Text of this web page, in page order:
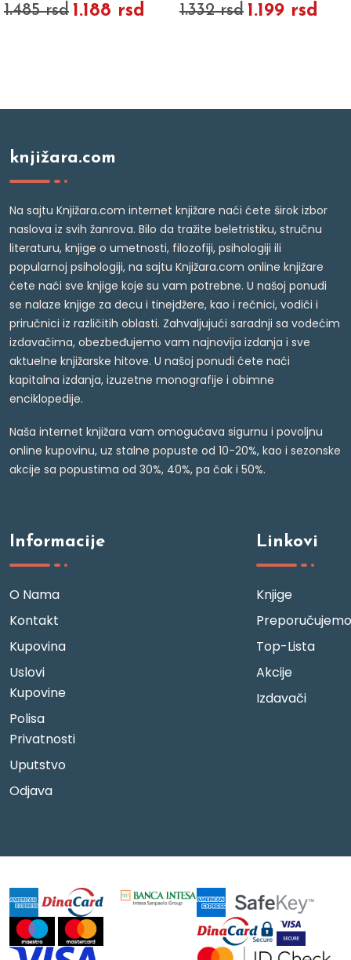
1.485 rsd 1.188 rsd 1.332 rsd 1.199 rsd
knjižara.com
Na sajtu Knjižara.com internet knjižare naći ćete širok izbor
naslova iz svih žanrova. Bilo da tražite beletristiku, stručnu
literaturu, knjige o umetnosti, filozofiji, psihologiji ili
popularnoj psihologiji, na sajtu Knjižara.com online knjižare
ćete naći sve knjige koje su vam potrebne. U našoj ponudi
se nalaze knjige za decu i tinejdžere, kao i rečnici, vodiči i
priručnici iz različitih oblasti. Zahvaljujući saradnji sa vodećim
izdavačima, obezbeđujemo vam najnovija izdanja i sve
aktuelne knjižarske hitove. U našoj ponudi ćete naći
kapitalna izdanja, izuzetne monografije i obimne
enciklopedije.
Naša internet knjižara vam omogućava sigurnu i povoljnu
online kupovinu, uz stalne popuste od 10-20%, kao i sezonske
akcije sa popustima od 30%, 40%, pa čak i 50%.
Informacije
O Nama
Kontakt
Kupovina
Uslovi
Kupovine
Polisa
Privatnosti
Uputstvo
Odjava
Linkovi
Knjige
Preporučujemo
Top-Lista
Akcije
Izdavači